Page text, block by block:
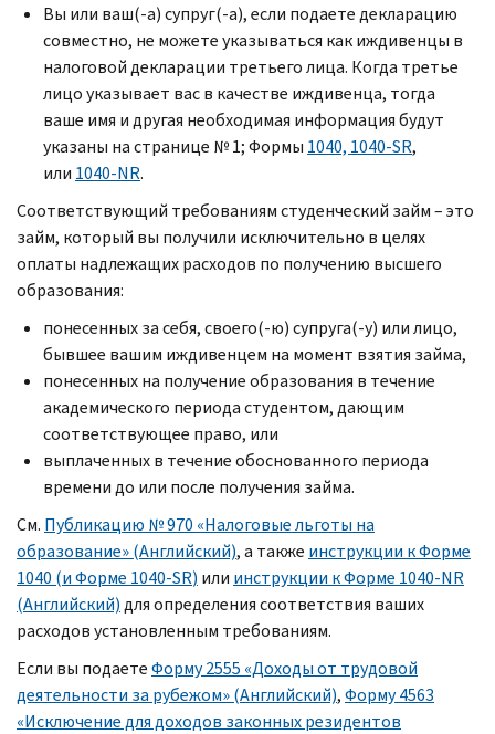
Вы или ваш(-а) супруг(-а), если подаете декларацию
совместно, не можете указываться как иждивенцы в
налоговой декларации третьего лица. Когда третье
лицо указывает вас в качестве иждивенца, тогда
ваше имя и другая необходимая информация будут
указаны на странице № 1; Формы 1040, 1040-SR,
или 1040-NR.
Соответствующий требованиям студенческий займ – это
займ, который вы получили исключительно в целях
оплаты надлежащих расходов по получению высшего
образования:
понесенных за себя, своего(-ю) супруга(-у) или лицо,
бывшее вашим иждивенцем на момент взятия займа,
понесенных на получение образования в течение
академического периода студентом, дающим
соответствующее право, или
выплаченных в течение обоснованного периода
времени до или после получения займа.
См. Публикацию № 970 «Налоговые льготы на
образование» (Английский), а также инструкции к Форме
1040 (и Форме 1040-SR) или инструкции к Форме 1040-NR
(Английский)для определения соответствия ваших
расходов установленным требованиям.
Если вы подаетеФорму 2555 «Доходы от трудовой
деятельности за рубежом» (Английский),Форму 4563
«Исключение для доходов законных резидентов